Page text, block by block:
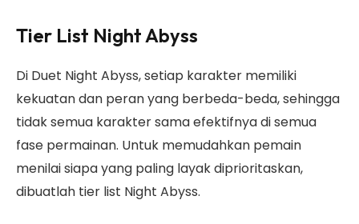
Tier List Night Abyss
Di Duet Night Abyss, setiap karakter memiliki
kekuatan dan peran yang berbeda-beda, sehingga
tidak semua karakter sama efektifnya di semua
fase permainan. Untuk memudahkan pemain
menilai siapa yang paling layak diprioritaskan,
dibuatlah tier list Night Abyss.